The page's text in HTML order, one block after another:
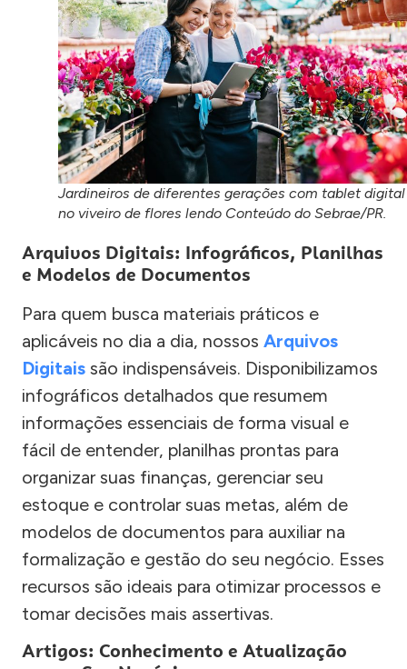
Jardineiros de diferentes gerações com tablet digital
no viveiro de flores lendo Conteúdo do Sebrae/PR.
Arquivos Digitais: Infográficos, Planilhas
e Modelos de Documentos
Para quem busca materiais práticos e
aplicáveis no dia a dia, nossos Arquivos
Digitais são indispensáveis. Disponibilizamos
infográficos detalhados que resumem
informações essenciais de forma visual e
fácil de entender, planilhas prontas para
organizar suas finanças, gerenciar seu
estoque e controlar suas metas, além de
modelos de documentos para auxiliar na
formalização e gestão do seu negócio. Esses
recursos são ideais para otimizar processos e
tomar decisões mais assertivas.
Artigos: Conhecimento e Atualização